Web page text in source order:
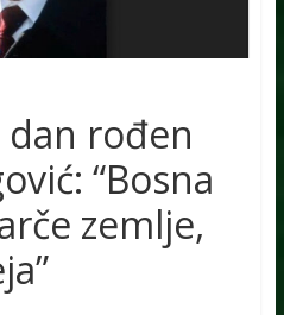
dan rođen
“Bosna
zemlje,